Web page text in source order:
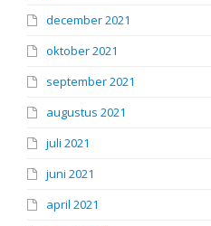
december 2021
oktober 2021
september 2021
augustus 2021
juli 2021
juni 2021
april 2021